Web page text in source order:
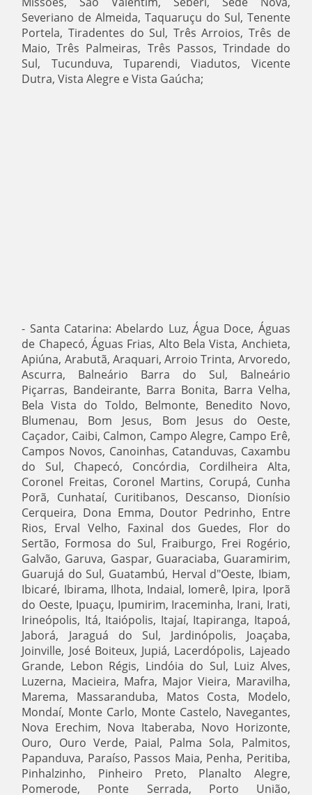
Severiano de Almeida, Taquaruçu do Sul, Tenente
Portela, Tiradentes do Sul, Três Arroios, Três de
Maio, Três Palmeiras, Três Passos, Trindade do
Sul, Tucunduva, Tuparendi, Viadutos, Vicente
Dutra, Vista Alegre e Vista Gaúcha;
- Santa Catarina: Abelardo Luz, Água Doce, Águas
de Chapecó, Águas Frias, Alto Bela Vista, Anchieta,
Apiúna, Arabutã, Araquari, Arroio Trinta, Arvoredo,
Ascurra, Balneário Barra do Sul, Balneário
Piçarras, Bandeirante, Barra Bonita, Barra Velha,
Bela Vista do Toldo, Belmonte, Benedito Novo,
Blumenau, Bom Jesus, Bom Jesus do Oeste,
Caçador, Caibi, Calmon, Campo Alegre, Campo Erê,
Campos Novos, Canoinhas, Catanduvas, Caxambu
do Sul, Chapecó, Concórdia, Cordilheira Alta,
Coronel Freitas, Coronel Martins, Corupá, Cunha
Porã, Cunhataí, Curitibanos, Descanso, Dionísio
Cerqueira, Dona Emma, Doutor Pedrinho, Entre
Rios, Erval Velho, Faxinal dos Guedes, Flor do
Sertão, Formosa do Sul, Fraiburgo, Frei Rogério,
Galvão, Garuva, Gaspar, Guaraciaba, Guaramirim,
Guarujá do Sul, Guatambú, Herval d"Oeste, Ibiam,
Ibicaré, Ibirama, Ilhota, Indaial, Iomerê, Ipira, Iporã
do Oeste, Ipuaçu, Ipumirim, Iraceminha, Irani, Irati,
Irineópolis, Itá, Itaiópolis, Itajaí, Itapiranga, Itapoá,
Jaborá, Jaraguá do Sul, Jardinópolis, Joaçaba,
Joinville, José Boiteux, Jupiá, Lacerdópolis, Lajeado
Grande, Lebon Régis, Lindóia do Sul, Luiz Alves,
Luzerna, Macieira, Mafra, Major Vieira, Maravilha,
Marema, Massaranduba, Matos Costa, Modelo,
Mondaí, Monte Carlo, Monte Castelo, Navegantes,
Nova Erechim, Nova Itaberaba, Novo Horizonte,
Ouro, Ouro Verde, Paial, Palma Sola, Palmitos,
Papanduva, Paraíso, Passos Maia, Penha, Peritiba,
Pinhalzinho, Pinheiro Preto, Planalto Alegre,
Pomerode, Ponte Serrada, Porto União,